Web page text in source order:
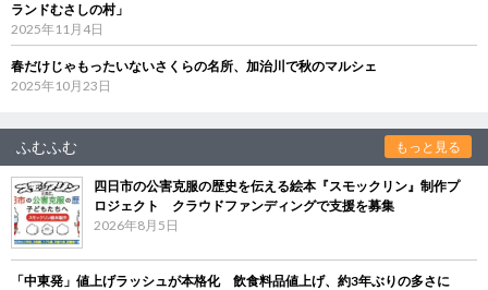
ランドむさしの村」
2025年11月4日
春だけじゃもったいないさくらの名所、加治川で秋のマルシェ
2025年10月23日
ふむふむ もっと見る
四日市の公害克服の歴史を伝える絵本『スモックリン』制作プ
ロジェクト クラウドファンディングで支援を募集
2026年8月5日
「中東発」値上げラッシュが本格化 飲食料品値上げ、約3年ぶりの多さに